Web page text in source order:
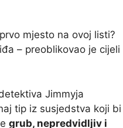
mjesto na ovoj listi?
– preoblikovao je cijeli
Jimmyja
tip iz susjedstva koji bi
grub, nepredvidljiv i